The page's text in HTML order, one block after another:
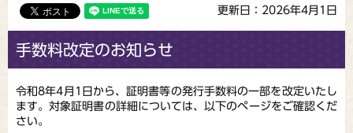
更新日：2026年4月1日
手数料改定のお知らせ
令和8年4月1日から、証明書等の発行手数料の一部を改定いたし
ます。対象証明書の詳細については、以下のページをご確認くだ
さい。